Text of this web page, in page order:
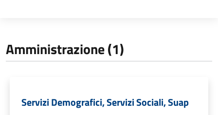
Amministrazione (1)
Servizi Demografici, Servizi Sociali, Suap